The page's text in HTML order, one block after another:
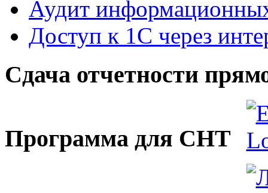
Аудит
Доступ к 1С через
Сдача отчетности
Программа для СНТ